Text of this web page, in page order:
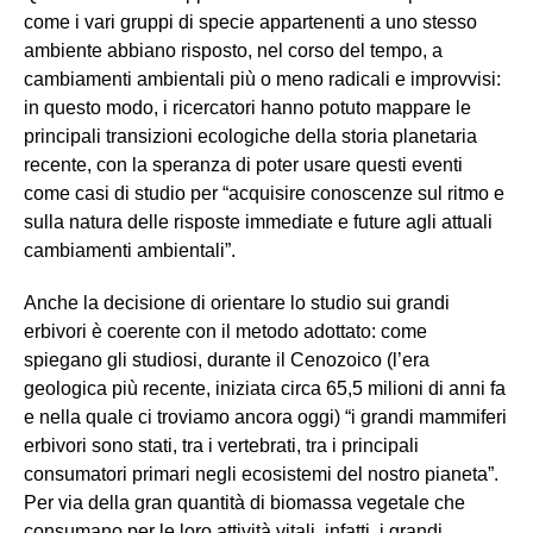
come i vari gruppi di specie appartenenti a uno stesso
ambiente abbiano risposto, nel corso del tempo, a
cambiamenti ambientali più o meno radicali e improvvisi:
in questo modo, i ricercatori hanno potuto mappare le
principali transizioni ecologiche della storia planetaria
recente, con la speranza di poter usare questi eventi
come casi di studio per “acquisire conoscenze sul ritmo e
sulla natura delle risposte immediate e future agli attuali
cambiamenti ambientali”.
Anche la decisione di orientare lo studio sui grandi
erbivori è coerente con il metodo adottato: come
spiegano gli studiosi, durante il Cenozoico (l’era
geologica più recente, iniziata circa 65,5 milioni di anni fa
e nella quale ci troviamo ancora oggi) “i grandi mammiferi
erbivori sono stati, tra i vertebrati, tra i principali
consumatori primari negli ecosistemi del nostro pianeta”.
Per via della gran quantità di biomassa vegetale che